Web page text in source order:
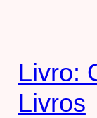
Livro:
Livros